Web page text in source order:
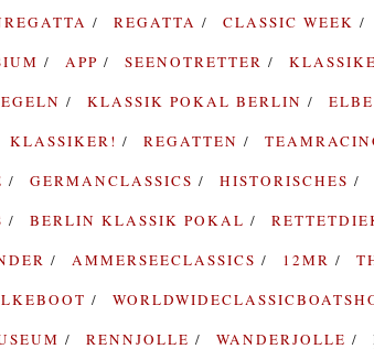
REGATTA CLASSIC WEEK
APP SEENOTRETTER
KLASSIK POKAL BERLIN
KLASSIKER! REGATTEN
GERMANCLASSICS HISTORISCHES
BERLIN KLASSIK POKAL
AMMERSEECLASSICS 12MR
RENNJOLLE WANDERJOLLE